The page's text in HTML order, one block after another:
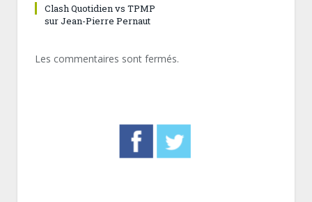
Clash Quotidien vs TPMP
sur Jean-Pierre Pernaut
Les commentaires sont fermés.